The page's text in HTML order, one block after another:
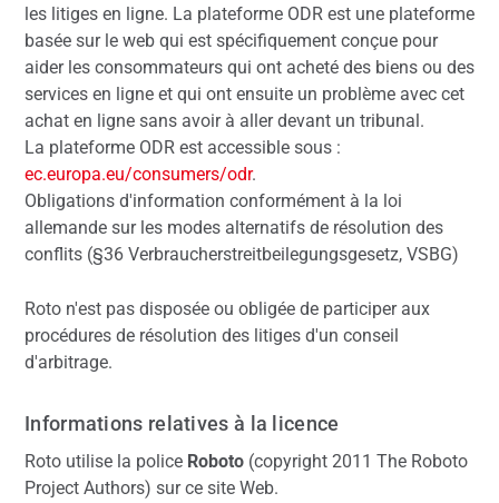
les litiges en ligne. La plateforme ODR est une plateforme
basée sur le web qui est spécifiquement conçue pour
aider les consommateurs qui ont acheté des biens ou des
services en ligne et qui ont ensuite un problème avec cet
achat en ligne sans avoir à aller devant un tribunal.
La plateforme ODR est accessible sous :
ec.europa.eu/consumers/odr.
Obligations d'information conformément à la loi
allemande sur les modes alternatifs de résolution des
conflits (§36 Verbraucherstreitbeilegungsgesetz, VSBG)
Roto n'est pas disposée ou obligée de participer aux
procédures de résolution des litiges d'un conseil
d'arbitrage.
Informations relatives à la licence
Roto utilise la police Roboto (copyright 2011 The Roboto
Project Authors) sur ce site Web.